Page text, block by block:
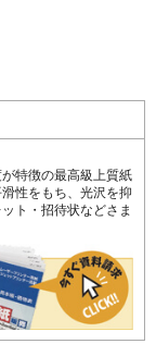
特徴の最高級上質紙
性をもち、光沢を抑
ト・招待状などさま